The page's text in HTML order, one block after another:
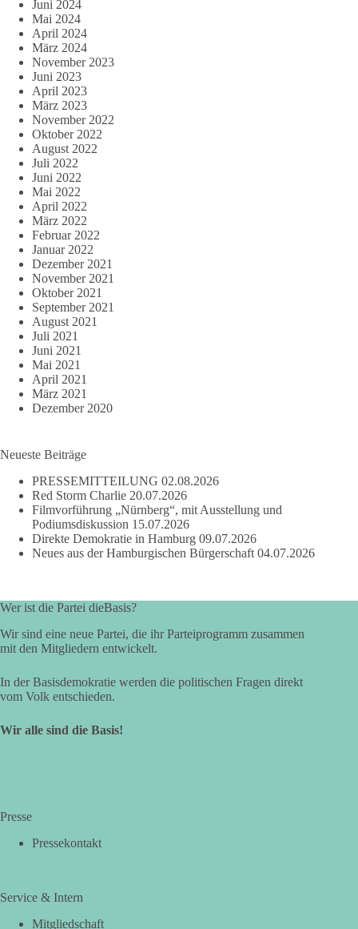
Juni 2024
Mai 2024
April 2024
März 2024
November 2023
Juni 2023
April 2023
März 2023
November 2022
Oktober 2022
August 2022
Juli 2022
Juni 2022
Mai 2022
April 2022
März 2022
Februar 2022
Januar 2022
Dezember 2021
November 2021
Oktober 2021
September 2021
August 2021
Juli 2021
Juni 2021
Mai 2021
April 2021
März 2021
Dezember 2020
Neueste Beiträge
PRESSEMITTEILUNG 02.08.2026
Red Storm Charlie 20.07.2026
Filmvorführung „Nürnberg“, mit Ausstellung und
Podiumsdiskussion 15.07.2026
Direkte Demokratie in Hamburg 09.07.2026
Neues aus der Hamburgischen Bürgerschaft 04.07.2026
Wer ist die Partei dieBasis?
Wir sind eine neue Partei, die ihr Parteiprogramm zusammen
mit den Mitgliedern entwickelt.
In der Basisdemokratie werden die politischen Fragen direkt
vom Volk entschieden.
Wir alle sind die Basis!
Presse
Pressekontakt
Service & Intern
Mitgliedschaft